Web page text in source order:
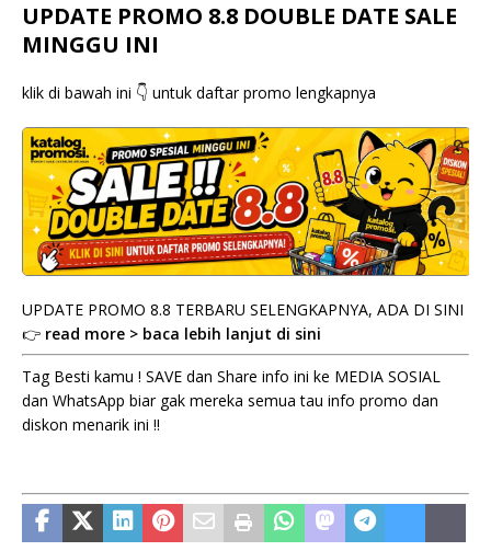
UPDATE PROMO 8.8 DOUBLE DATE SALE
MINGGU INI
klik di bawah ini 👇 untuk daftar promo lengkapnya
UPDATE PROMO 8.8 TERBARU SELENGKAPNYA, ADA DI SINI
👉 read more > baca lebih lanjut di sini
Tag Besti kamu ! SAVE dan Share info ini ke MEDIA SOSIAL
dan WhatsApp biar gak mereka semua tau info promo dan
diskon menarik ini !!